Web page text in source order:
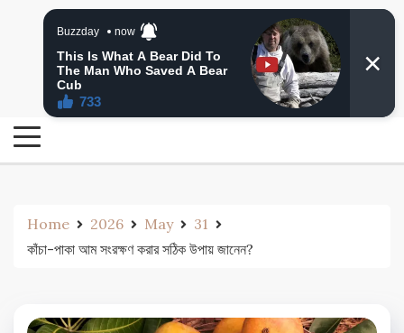
24 Ghanta Bangla News
24 Ghanta Bengali News
Home 2026 May
31
কাঁচা-পাকা আম সংরক্ষণ করার সঠিক উপায় জানেন?